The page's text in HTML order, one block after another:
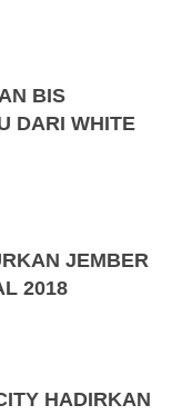
BIS
DARI WHITE
JEMBER
2018
HADIRKAN